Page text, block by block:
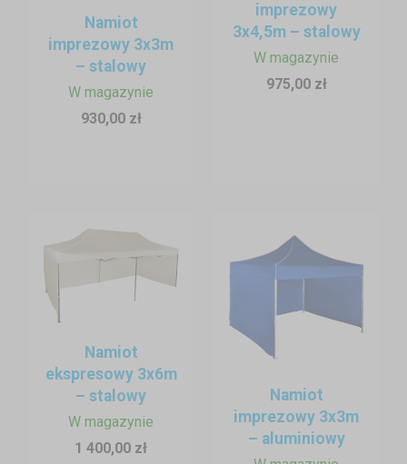
Namiot
imprezowy 3x3m
– stalowy
W magazynie
930,00 zł
imprezowy
3x4,5m – stalowy
W magazynie
975,00 zł
Namiot
ekspresowy 3x6m
– stalowy
W magazynie
1 400,00 zł
Namiot
imprezowy 3x3m
– aluminiowy